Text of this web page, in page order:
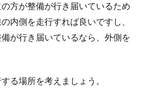
方が整備が行き届いているため
内側を走行すれば良いですし、
が行き届いているなら、外側を
る場所を考えましょう。